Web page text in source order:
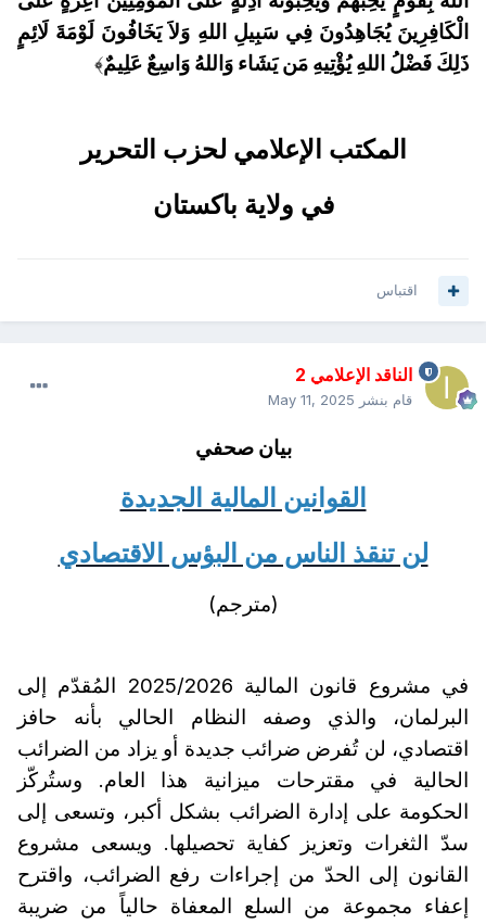
الْكَافِرِينَ يُجَاهِدُونَ فِي سَبِيلِ اللهِ وَلاَ يَخَافُونَ لَوْمَةَ لَائِمٍ
ذَلِكَ فَضْلُ اللهِ يُؤْتِيهِ مَن يَشَاء وَاللهُ وَاسِعٌ عَلِيمٌ﴾
المكتب الإعلامي لحزب التحرير
في ولاية باكستان
اقتباس
الناقد الإعلامي 2
قام بنشر May 11, 2025
بيان صحفي
القوانين المالية الجديدة
لن تنقذ الناس من البؤس الاقتصادي
(مترجم)
في مشروع قانون المالية 2025/2026 المُقدّم إلى
البرلمان، والذي وصفه النظام الحالي بأنه حافز
اقتصادي، لن تُفرض ضرائب جديدة أو يزاد من الضرائب
الحالية في مقترحات ميزانية هذا العام. وستُركّز
الحكومة على إدارة الضرائب بشكل أكبر، وتسعى إلى
سدّ الثغرات وتعزيز كفاية تحصيلها. ويسعى مشروع
القانون إلى الحدّ من إجراءات رفع الضرائب، واقترح
إعفاء مجموعة من السلع المعفاة حالياً من ضريبة